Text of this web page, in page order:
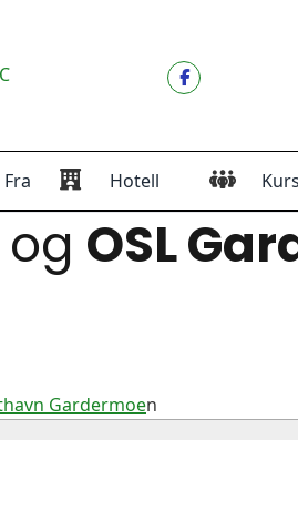
Hotell
og OSL
Gardermoen